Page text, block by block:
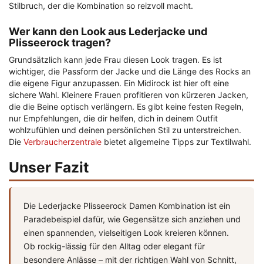
Stilbruch, der die Kombination so reizvoll macht.
Wer kann den Look aus Lederjacke und
Plisseerock tragen?
Grundsätzlich kann jede Frau diesen Look tragen. Es ist
wichtiger, die Passform der Jacke und die Länge des Rocks an
die eigene Figur anzupassen. Ein Midirock ist hier oft eine
sichere Wahl. Kleinere Frauen profitieren von kürzeren Jacken,
die die Beine optisch verlängern. Es gibt keine festen Regeln,
nur Empfehlungen, die dir helfen, dich in deinem Outfit
wohlzufühlen und deinen persönlichen Stil zu unterstreichen.
Die Verbraucherzentrale bietet allgemeine Tipps zur Textilwahl.
Unser Fazit
Die Lederjacke Plisseerock Damen Kombination ist ein
Paradebeispiel dafür, wie Gegensätze sich anziehen und
einen spannenden, vielseitigen Look kreieren können.
Ob rockig-lässig für den Alltag oder elegant für
besondere Anlässe – mit der richtigen Wahl von Schnitt,